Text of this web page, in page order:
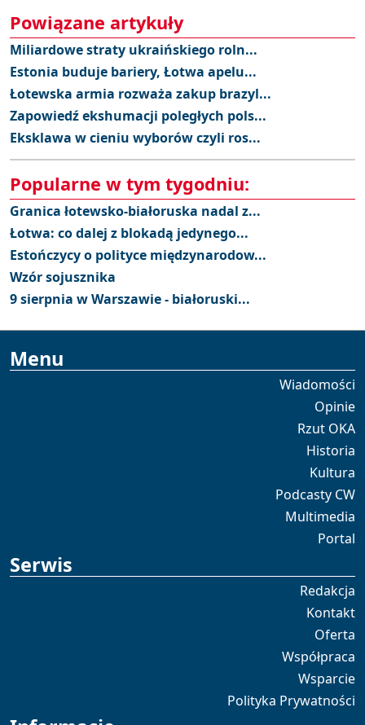
Powiązane artykuły
Miliardowe straty ukraińskiego roln...
Estonia buduje bariery, Łotwa apelu...
Łotewska armia rozważa zakup brazyl...
Zapowiedź ekshumacji poległych pols...
Eksklawa w cieniu wyborów czyli ros...
Popularne w tym tygodniu:
Granica łotewsko-białoruska nadal z...
Łotwa: co dalej z blokadą jedynego...
Estończycy o polityce międzynarodow...
Wzór sojusznika
9 sierpnia w Warszawie - białoruski...
Menu
Wiadomości
Opinie
Rzut OKA
Historia
Kultura
Podcasty CW
Multimedia
Portal
Serwis
Redakcja
Kontakt
Oferta
Współpraca
Wsparcie
Polityka Prywatności